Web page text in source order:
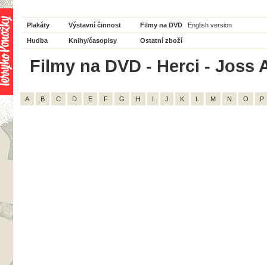
Plakáty Výstavní činnost Filmy na DVD English version
Hudba Knihy/časopisy Ostatní zboží
Filmy na DVD - Herci - Joss
A B C D E F G H I J K L M N O P